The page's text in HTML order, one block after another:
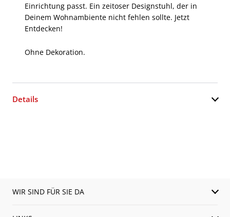
Einrichtung passt. Ein zeitoser Designstuhl, der in
Deinem Wohnambiente nicht fehlen sollte. Jetzt
Entdecken!
Ohne Dekoration.
Details
WIR SIND FÜR SIE DA